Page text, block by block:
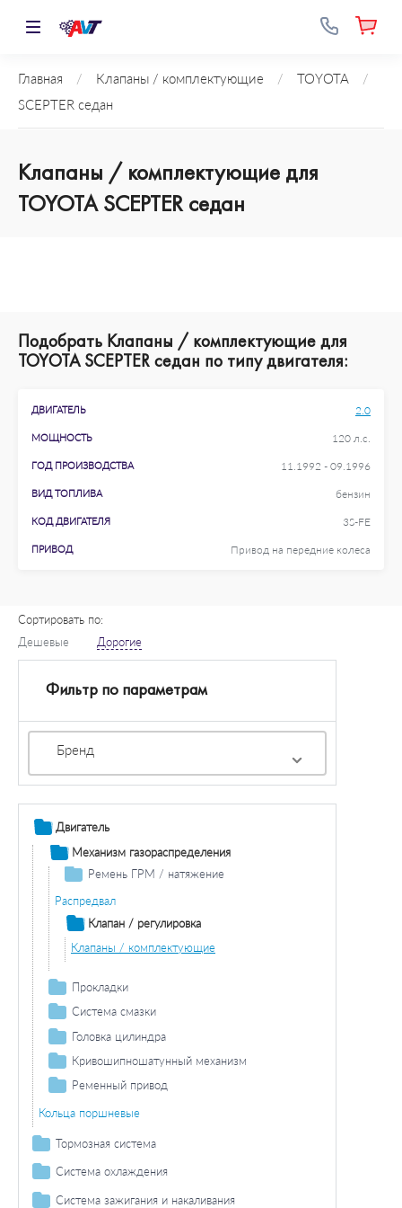
Главная / Клапаны / комплектующие / TOYOTA
/
SCEPTER седан
Клапаны / комплектующие для
TOYOTA SCEPTER седан
Подобрать Клапаны / комплектующие для
TOYOTA SCEPTER седан по типу двигателя:
ДВИГАТЕЛЬ 2.0
МОЩНОСТЬ 120 л.с.
ГОД ПРОИЗВОДСТВА 11.1992 - 09.1996
ВИД ТОПЛИВА бензин
КОД ДВИГАТЕЛЯ 3S-FE
ПРИВОД Привод на передние колеса
Сортировать по:
Дешевые
Дорогие
Фильтр по параметрам
Бренд
Двигатель
Механизм газораспределения
Ремень ГРМ / натяжение
Комплект ремней ГРМ
Распредвал
Клапан / регулировка
Клапаны / комплектующие
Прокладки
Прокладка крышки клапана
Прокладка стерженя
Прокладка масляного поддона
Прокладка/комплект прокладок вала
Система смазки
Масляный поддон / комплектующие
Прокладка
Винт сливного отверстия
Головка цилиндра
Крышка головки цилиндра / прокладка
Направляющая клапана / прокладка / регулировка
Болт ГБЦ
Кривошипношатунный механизм
Поршень
Сальник / комплект сальников вала
Ременный привод
Кольца поршневые
Тормозная система
Дисковой тормозной механизм
Тормозные колодки
Система охлаждения
Водяной насос / прокладка
Система зажигания и накаливания